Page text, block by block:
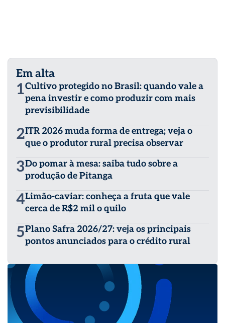
Em alta
1Cultivo protegido no Brasil: quando vale a
pena investir e como produzir com mais
previsibilidade
2ITR 2026 muda forma de entrega; veja o
que o produtor rural precisa observar
3Do pomar à mesa: saiba tudo sobre a
produção de Pitanga
4Limão-caviar: conheça a fruta que vale
cerca de R$2 mil o quilo
5Plano Safra 2026/27: veja os principais
pontos anunciados para o crédito rural